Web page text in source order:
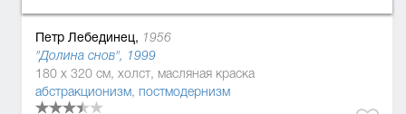
Петр Лебединец, 1956
"Долина снов", 1999
180 x 320 см, холст, масляная краска
абстракционизм, постмодернизм